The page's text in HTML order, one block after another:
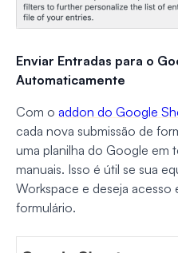
Enviar Entradas para o
Automaticamente
Com o addon do Google
cada nova submissão de
uma planilha do Google em
manuais. Isso é útil se sua
Workspace e deseja
formulário.